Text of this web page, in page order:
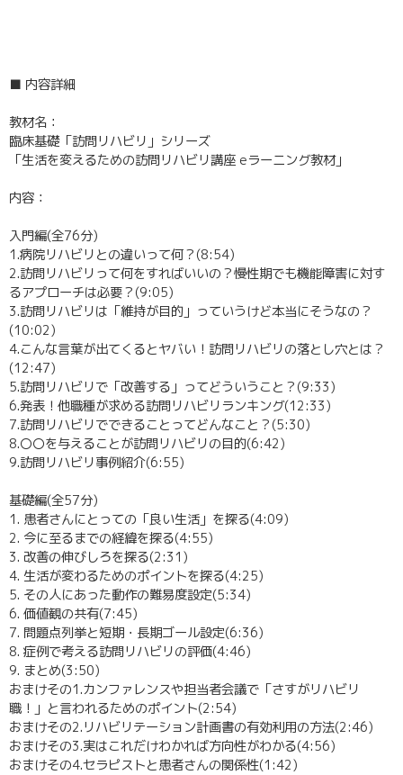
■ 内容詳細
教材名：
臨床基礎「訪問リハビリ」シリーズ
「生活を変えるための訪問リハビリ講座 eラーニング教材」
内容：
入門編(全76分)
1.病院リハビリとの違いって何？(8:54)
2.訪問リハビリって何をすればいいの？慢性期でも機能障害に対す
るアプローチは必要？(9:05)
3.訪問リハビリは「維持が目的」っていうけど本当にそうなの？
(10:02)
4.こんな言葉が出てくるとヤバい！訪問リハビリの落とし穴とは？
(12:47)
5.訪問リハビリで「改善する」ってどういうこと？(9:33)
6.発表！他職種が求める訪問リハビリランキング(12:33)
7.訪問リハビリでできることってどんなこと？(5:30)
8.〇〇を与えることが訪問リハビリの目的(6:42)
9.訪問リハビリ事例紹介(6:55)
基礎編(全57分)
1. 患者さんにとっての「良い生活」を探る(4:09)
2. 今に至るまでの経緯を探る(4:55)
3. 改善の伸びしろを探る(2:31)
4. 生活が変わるためのポイントを探る(4:25)
5. その人にあった動作の難易度設定(5:34)
6. 価値観の共有(7:45)
7. 問題点列挙と短期・長期ゴール設定(6:36)
8. 症例で考える訪問リハビリの評価(4:46)
9. まとめ(3:50)
おまけその1.カンファレンスや担当者会議で「さすがリハビリ
職！」と言われるためのポイント(2:54)
おまけその2.リハビリテーション計画書の有効利用の方法(2:46)
おまけその3.実はこれだけわかれば方向性がわかる(4:56)
おまけその4.セラピストと患者さんの関係性(1:42)